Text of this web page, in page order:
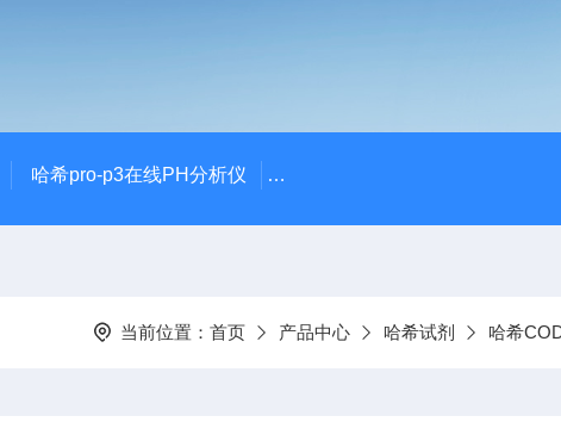
哈希pro-p3在线PH分析仪 哈希在线PH计电极PD1R1
当前位置： 首页 产品中心 哈希试剂 哈希